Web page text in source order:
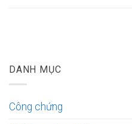
DANH MỤC
Công chứng